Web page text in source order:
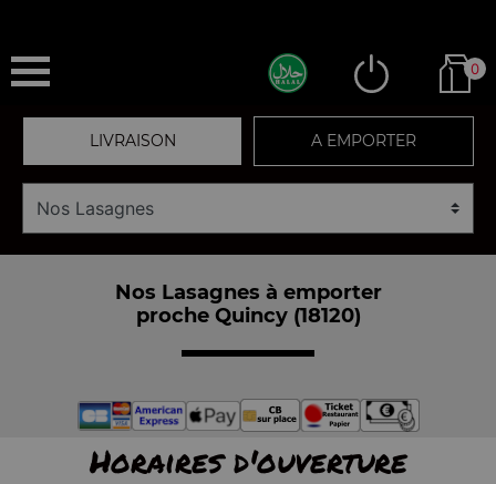
0
LIVRAISON A EMPORTER
Nos Lasagnes à emporter
proche Quincy (18120)
Horaires d'ouverture